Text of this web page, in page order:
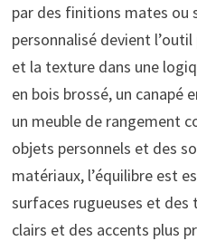
par des finitions mates ou
personnalisé devient
et la texture dans une
en bois brossé, un canapé
un meuble de rangement
objets personnels et des
matériaux, l’équilibre est
surfaces rugueuses et des
clairs et des accents plus